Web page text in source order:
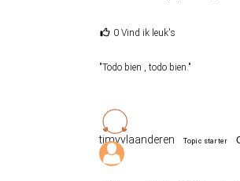
0 Vind ik leuk's
"Todo bien , todo bien."
timvvlaanderen Topic starter